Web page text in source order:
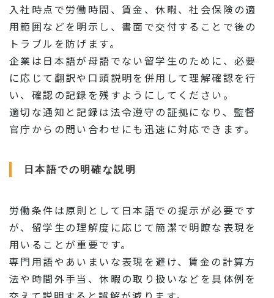
入社時点で労働時間、賃金、休暇、社会保険の適
用範囲などを明示し、書面で交付することで後の
トラブルを防げます。
企業は日本語が母語でない留学生のために、必要
に応じて翻訳や口頭説明を併用して理解確認を行
い、確認の記録を残すようにしてください。
適切な通知と記録は法令遵守の証拠になり、監督
官庁からの問い合わせにも迅速に対応できます。
日本語での明確な説明
労働条件は原則として日本語での提示が必要です
が、留学生の理解度に応じて簡潔で明瞭な表現を
用いることが重要です。
専門用語やあいまいな表現を避け、賃金の計算方
法や時間外手当、休暇の取り扱いなどを具体例を